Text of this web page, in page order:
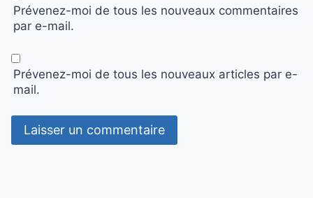
Prévenez-moi de tous les nouveaux commentaires
par e-mail.
Prévenez-moi de tous les nouveaux articles par e-
mail.